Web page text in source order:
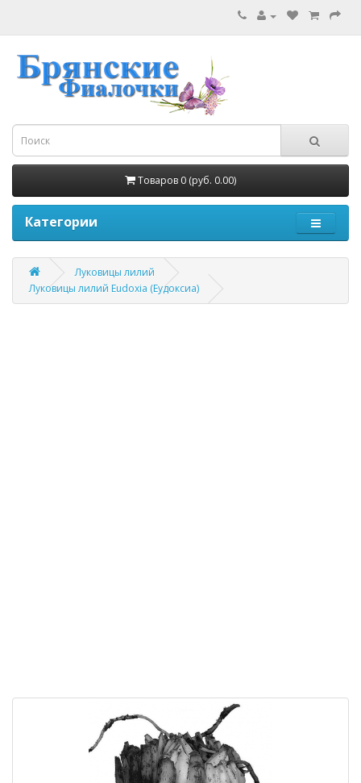
Товаров 0 (руб. 0.00)
Категории
Луковицы лилий
Луковицы лилий Eudoxia (Еудоксиа)